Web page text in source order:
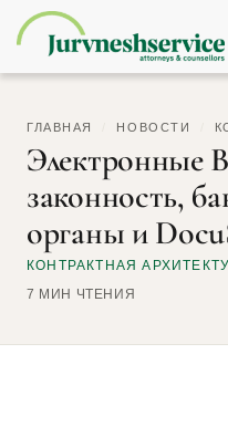
ГЛАВНАЯ НОВОСТИ
Электронные
законность,
органы и
КОНТРАКТНАЯ
7 МИН ЧТЕНИЯ